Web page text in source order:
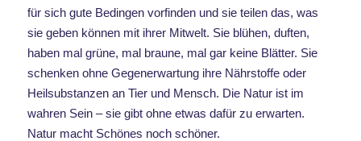
für sich gute Bedingen vorfinden und sie teilen das, was
sie geben können mit ihrer Mitwelt. Sie blühen, duften,
haben mal grüne, mal braune, mal gar keine Blätter. Sie
schenken ohne Gegenerwartung ihre Nährstoffe oder
Heilsubstanzen an Tier und Mensch. Die Natur ist im
wahren Sein – sie gibt ohne etwas dafür zu erwarten.
Natur macht Schönes noch schöner.